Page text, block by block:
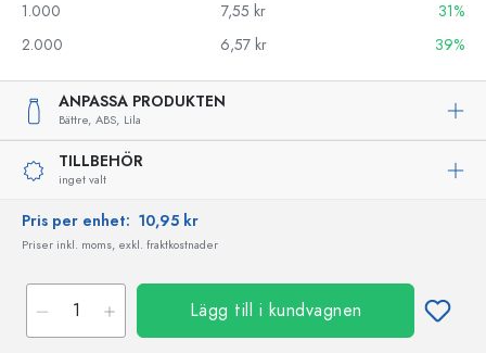
1.000
7,55 kr
31%
2.000
6,57 kr 39%
ANPASSA PRODUKTEN
Bättre, ABS, Lila
TILLBEHÖR
inget valt
Pris per enhet: 10,95 kr
Priser inkl. moms, exkl. fraktkostnader
Lägg till i kundvagnen